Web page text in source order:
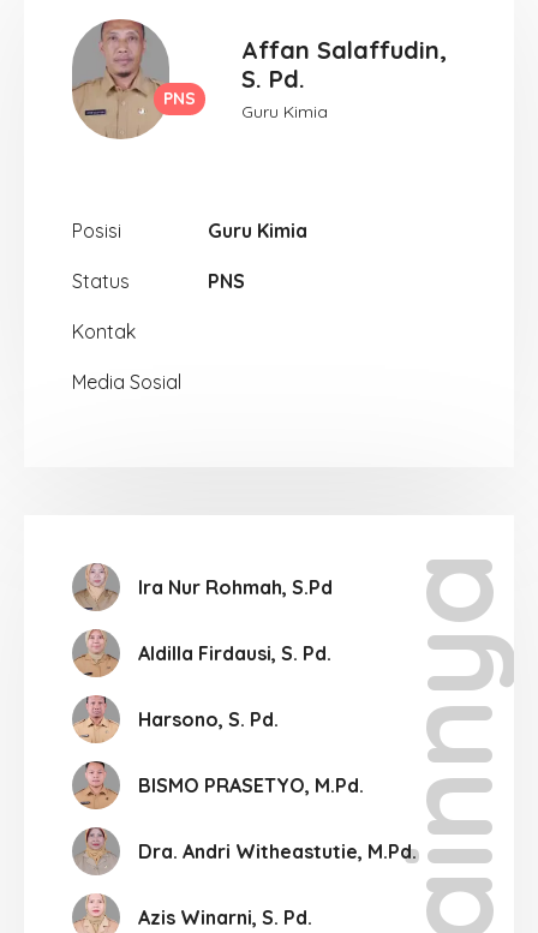
PNS
Affan Salaffudin,
S. Pd.
Guru Kimia
Posisi Guru Kimia
Status PNS
Kontak
Media Sosial
Lainnya
Ira Nur Rohmah, S.Pd
Aldilla Firdausi, S. Pd.
Harsono, S. Pd.
BISMO PRASETYO, M.Pd.
Dra. Andri Witheastutie, M.Pd.
Azis Winarni, S. Pd.